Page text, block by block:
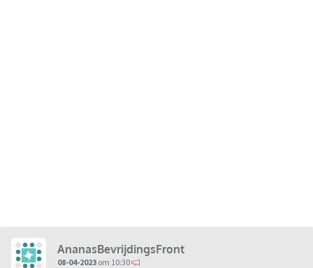
AnanasBevrijdingsFront
08-04-2023 om 10:30